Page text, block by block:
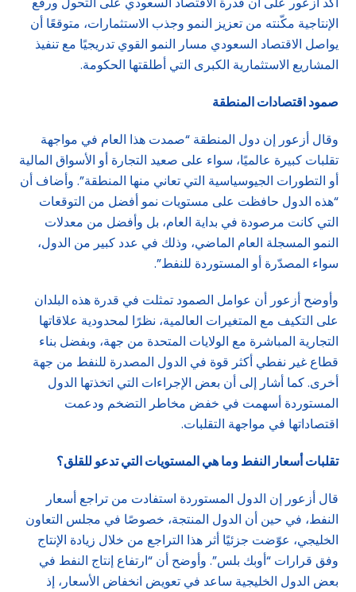
الإنتاجية مكّنته من تعزيز النمو وجذب الاستثمارات، متوقعًا أن
يواصل الاقتصاد السعودي مسار النمو القوي تدريجيًا مع تنفيذ
المشاريع الاستثمارية الكبرى التي أطلقتها الحكومة.
صمود اقتصادات المنطقة
وقال أزعور إن دول المنطقة “صمدت هذا العام في مواجهة
تقلبات كبيرة عالميًا، سواء على صعيد التجارة أو الأسواق المالية
أو التطورات الجيوسياسية التي تعاني منها المنطقة”. وأضاف أن
“هذه الدول حافظت على مستويات نمو أفضل من التوقعات
التي كانت مرصودة في بداية العام، بل وأفضل من معدلات
النمو المسجلة العام الماضي، وذلك في عدد كبير من الدول،
سواء المصدّرة أو المستوردة للنفط”.
وأوضح أزعور أن عوامل الصمود تمثلت في قدرة هذه البلدان
على التكيف مع المتغيرات العالمية، نظرًا لمحدودية علاقاتها
التجارية المباشرة مع الولايات المتحدة من جهة، وبفضل بناء
قطاع غير نفطي أكثر قوة في الدول المصدرة للنفط من جهة
أخرى. كما أشار إلى أن بعض الإجراءات التي اتخذتها الدول
المستوردة أسهمت في خفض مخاطر التضخم ودعمت
اقتصاداتها في مواجهة التقلبات.
تقلبات أسعار النفط وما هي المستويات التي تدعو للقلق؟
قال أزعور إن الدول المستوردة استفادت من تراجع أسعار
النفط، في حين أن الدول المنتجة، خصوصًا في مجلس التعاون
الخليجي، عوّضت جزئيًا أثر هذا التراجع من خلال زيادة الإنتاج
وفق قرارات “أوبك بلس”. وأوضح أن “ارتفاع إنتاج النفط في
بعض الدول الخليجية ساعد في تعويض انخفاض الأسعار، إذ